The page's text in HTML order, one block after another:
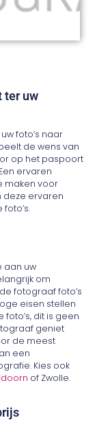
ter uw
foto’s naar
de wens van
op het paspoort
ervaren
maken voor
deze ervaren
aan uw
om
fotograaf foto’s
eisen stellen
dit is geen
geniet
de meest
een
Kies ook
of Zwolle.